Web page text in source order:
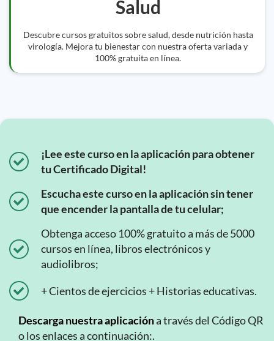
Salud
Descubre cursos gratuitos sobre salud, desde nutrición hasta
virología. Mejora tu bienestar con nuestra oferta variada y
100% gratuita en línea.
¡Lee este curso en la aplicación para obtener
tu Certificado Digital!
Escucha este curso en la aplicación sin tener
que encender la pantalla de tu celular;
Obtenga acceso 100% gratuito a más de 5000
cursos en línea, libros electrónicos y
audiolibros;
+ Cientos de ejercicios + Historias educativas.
Descarga nuestra aplicacióna través del Código QR
o los enlaces a continuación:.